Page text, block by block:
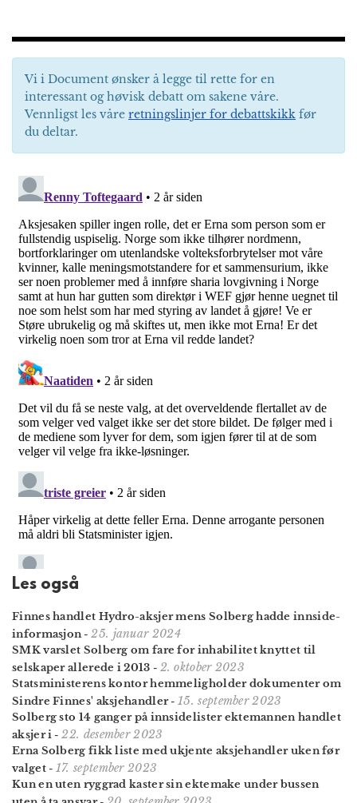
Vi i Document ønsker å legge til rette for en
interessant og høvisk debatt om sakene våre.
Vennligst les våre retningslinjer for debattskikk før
du deltar.
Les også
Finnes handlet Hydro-aksjer mens Solberg hadde innside­
informasjon - 25. januar 2024
SMK varslet Solberg om fare for inhabilitet knyttet til
selskaper allerede i 2013 - 2. oktober 2023
Statsministerens kontor hemmeligholder dokumenter om
Sindre Finnes' aksjehandler- 15. september 2023
Solberg sto 14 ganger på innsidelister ektemannen handlet
aksjer i - 22. desember 2023
Erna Solberg fikk liste med ukjente aksjehandler uken før
valget- 17. september 2023
Kun en uten ryggrad kaster sin ektemake under bussen